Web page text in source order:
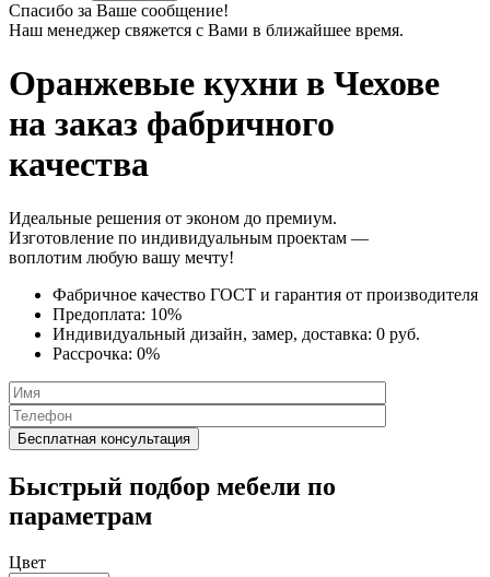
Спасибо за Ваше сообщение!
Наш менеджер свяжется с Вами в ближайшее время.
Оранжевые кухни в Чехове
на заказ фабричного
качества
Идеальные решения от эконом до премиум.
Изготовление по индивидуальным проектам —
воплотим любую вашу мечту!
Фабричное качество ГОСТ и гарантия от производителя
Предоплата: 10%
Индивидуальный дизайн, замер, доставка: 0 руб.
Рассрочка: 0%
Быстрый подбор мебели по
параметрам
Цвет